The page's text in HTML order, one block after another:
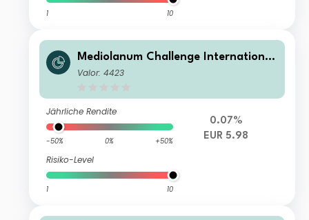
1 10
Mediolanum Challenge International
Inc Hedged L-A
Valor: 4423
Jährliche Rendite
-50% 0% +50%
Risiko-Level
1 10
0.07%
EUR 5.98